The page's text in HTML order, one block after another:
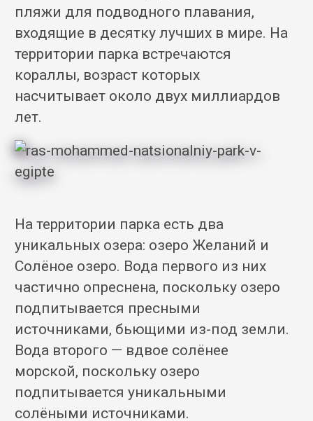
пляжи для подводного плавания,
входящие в десятку лучших в мире. На
территории парка встречаются
кораллы, возраст которых
насчитывает около двух миллиардов
лет.
На территории парка есть два
уникальных озера: озеро Желаний и
Солёное озеро. Вода первого из них
частично опреснена, поскольку озеро
подпитывается пресными
источниками, бьющими из-под земли.
Вода второго — вдвое солёнее
морской, поскольку озеро
подпитывается уникальными
солёными источниками.